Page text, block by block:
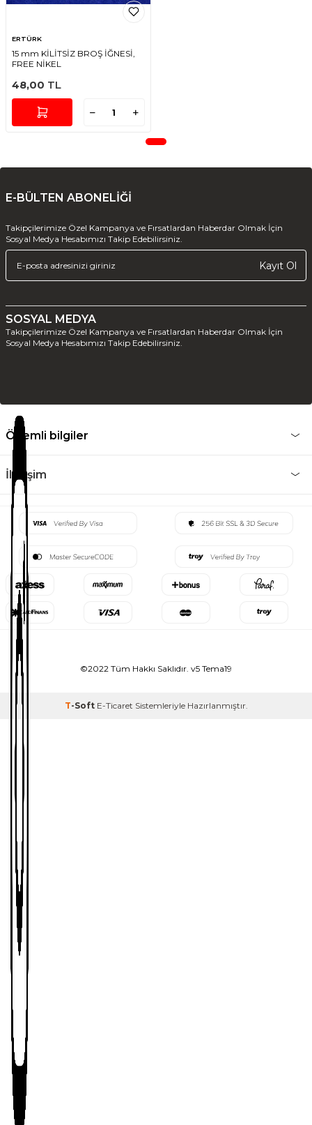
ERTÜRK
15 mm KİLİTSİZ BROŞ İĞNESİ,
FREE NİKEL
48,00 TL
E-BÜLTEN ABONELİĞİ
Takipçilerimize Özel Kampanya ve Fırsatlardan Haberdar Olmak İçin
Sosyal Medya Hesabımızı Takip Edebilirsiniz.
Kayıt Ol
SOSYAL MEDYA
Takipçilerimize Özel Kampanya ve Fırsatlardan Haberdar Olmak İçin
Sosyal Medya Hesabımızı Takip Edebilirsiniz.
Önemli bilgiler
İletişim
©2022 Tüm Hakkı Saklıdır. v5 Tema19
T-Soft E-Ticaret Sistemleriyle Hazırlanmıştır.